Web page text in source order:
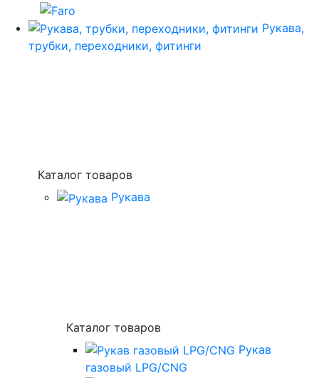
Рукава,
трубки, переходники, фитинги
Каталог товаров
Рукава
Каталог товаров
Рукав
газовый LPG/CNG